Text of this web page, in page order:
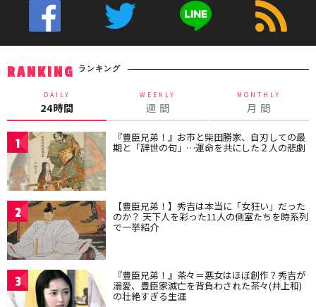
RANKING ランキング
DAILY
24時間
WEEKLY
週 間
MONTHLY
月 間
1 『豊臣兄弟！』お市と柴田勝家、自刃しての最
期と「辞世の句」…運命を共にした２人の悲劇
2 【豊臣兄弟！】秀吉は本当に「女狂い」だった
のか？ 天下人を彩った11人の側室たちを時系列
で一挙紹介
3 『豊臣兄弟！』茶々＝悪女はほぼ創作？秀吉が
溺愛、豊臣家滅亡を背負わされた茶々(井上和)
の壮絶すぎる生涯